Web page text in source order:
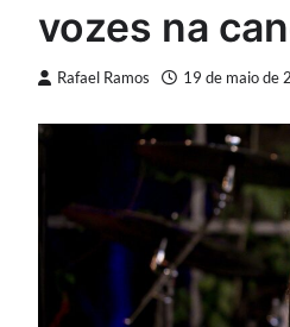
vozes na
Rafael Ramos 19 de maio de